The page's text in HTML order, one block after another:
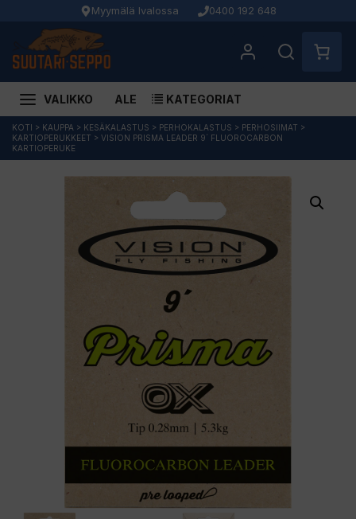
Myymälä Ivalossa 0400 192 648
VALIKKO ALE KATEGORIAT
Siirry
sisältöön
KOTI > KAUPPA > KESÄKALASTUS > PERHOKALASTUS > PERHOSIIMAT >
KARTIOPERUKKEET > VISION PRISMA LEADER 9´ FLUOROCARBON
KARTIOPERUKE